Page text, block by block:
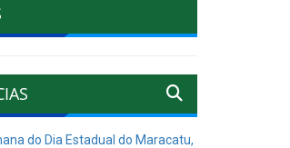
do Dia Estadual do Maracatu,